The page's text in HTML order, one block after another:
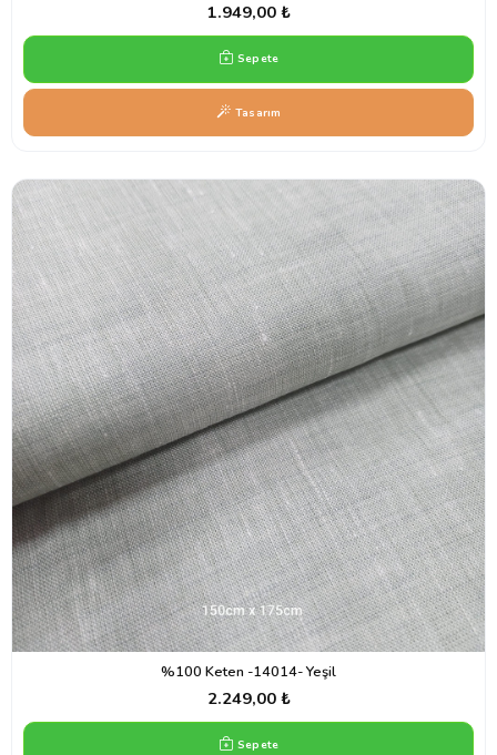
1.949,00 ₺
Sepete
Tasarım
%100 Keten -14014- Yeşil
2.249,00 ₺
Sepete